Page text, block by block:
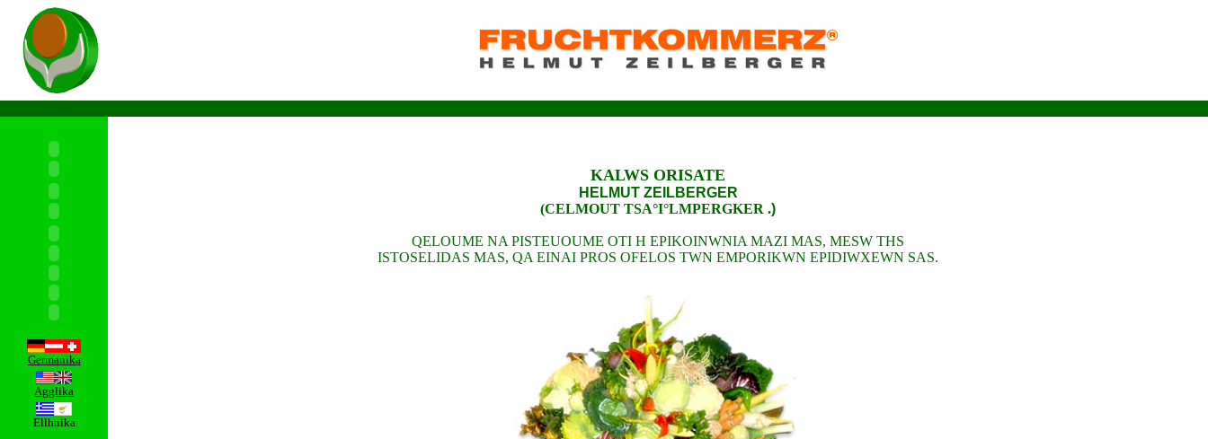
Germanika
Agglika
Ellhnika
KALWS ORISATE
HELMUT ZEILBERGER
(CELMOUT TSA°I°LMPERGKER .)
QELOUME NA PISTEUOUME OTI H EPIKOINWNIA MAZI MAS, MESW THS
ISTOSELIDAS MAS, QA EINAI PROS OFELOS TWN EMPORIKWN EPIDIWXEWN SAS.